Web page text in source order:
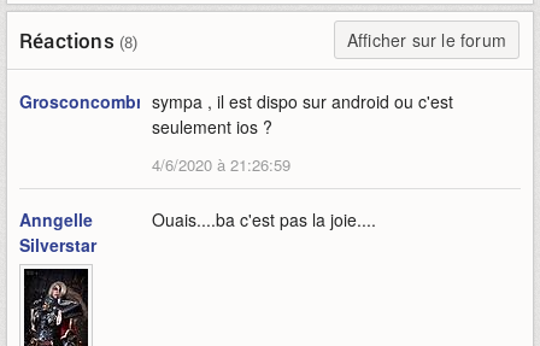
Réactions (8) Afficher sur le forum
Grosconcombre sympa , il est dispo sur android ou c'est
seulement ios ?
4/6/2020 à 21:26:59
Anngelle
Silverstar
Ouais....ba c'est pas la joie....